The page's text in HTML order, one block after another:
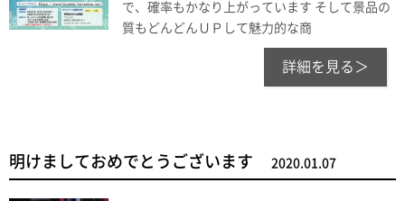
で、確率もかなり上がっています そして景品の
質もどんどんＵＰして魅力的な商
詳細を見る＞
明けましておめでとうございます 2020.01.07